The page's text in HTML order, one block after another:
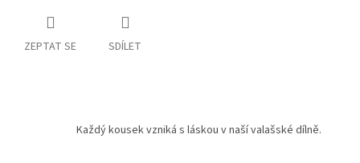
ZEPTAT SE SDÍLET
Každý kousek vzniká s láskou v naší valašské dílně.